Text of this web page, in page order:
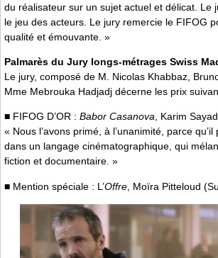
du réalisateur sur un sujet actuel et délicat. Le
le jeu des acteurs. Le jury remercie le FIFOG
qualité et émouvante. »
Palmarès du Jury longs-métrages Swiss
Le jury, composé de M. Nicolas Khabbaz,
Mme Mebrouka Hadjadj décerne les prix
■ FIFOG D’OR : Babor Casanova, Karim
« Nous l’avons primé, à l’unanimité, parce
dans un langage cinématographique, qui
fiction et documentaire. »
■ Mention spéciale : L’Offre , Moïra Pitteloud